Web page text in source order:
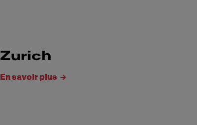
Zurich
En savoir plus